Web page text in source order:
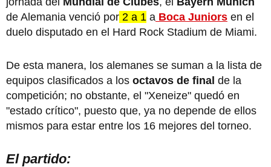
de Alemania venció por 2 a 1 a Boca Juniors en el
duelo disputado en el Hard Rock Stadium de Miami.
De esta manera, los alemanes se suman a la lista de
equipos clasificados a los octavos de final de la
competición; no obstante, el "Xeneize" quedó en
"estado crítico", puesto que, ya no depende de ellos
mismos para estar entre los 16 mejores del torneo.
El partido: